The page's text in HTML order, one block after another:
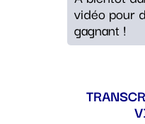
vidéo pour
gagnant !